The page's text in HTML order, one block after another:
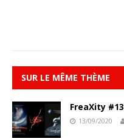
SUR LE MÊME THÈME
FreaXity #13
13/09/2020